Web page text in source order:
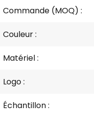
Commande (MOQ) :
Couleur :
Matériel :
Logo :
Échantillon :